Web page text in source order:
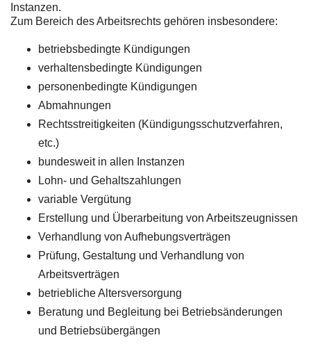
Instanzen.
Zum Bereich des Arbeitsrechts gehören insbesondere:
betriebsbedingte Kündigungen
verhaltensbedingte Kündigungen
personenbedingte Kündigungen
Abmahnungen
Rechtsstreitigkeiten (Kündigungsschutzverfahren,
etc.)
bundesweit in allen Instanzen
Lohn- und Gehaltszahlungen
variable Vergütung
Erstellung und Überarbeitung von Arbeitszeugnissen
Verhandlung von Aufhebungsverträgen
Prüfung, Gestaltung und Verhandlung von
Arbeitsverträgen
betriebliche Altersversorgung
Beratung und Begleitung bei Betriebsänderungen
und Betriebsübergängen